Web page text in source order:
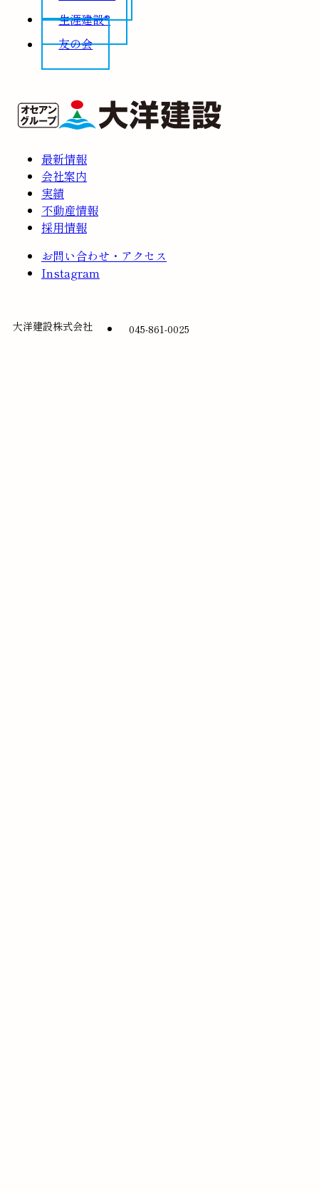
生涯建設®
友の会
最新情報
会社案内
実績
不動産情報
採用情報
お問い合わせ・アクセス
Instagram
大洋建設株式会社 045-861-0025